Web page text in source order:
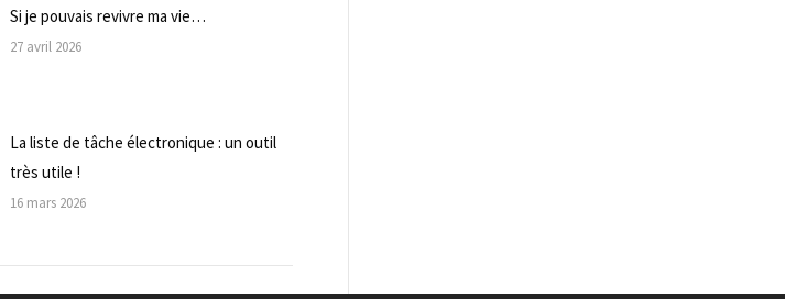
Si je pouvais revivre ma vie…
27 avril 2026
La liste de tâche électronique : un outil
très utile !
16 mars 2026